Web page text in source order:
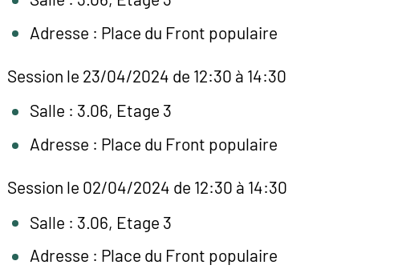
Adresse : Place du Front populaire
Session le 23/04/2024 de 12:30 à 14:30
Salle : 3.06, Etage 3
Adresse : Place du Front populaire
Session le 02/04/2024 de 12:30 à 14:30
Salle : 3.06, Etage 3
Adresse : Place du Front populaire